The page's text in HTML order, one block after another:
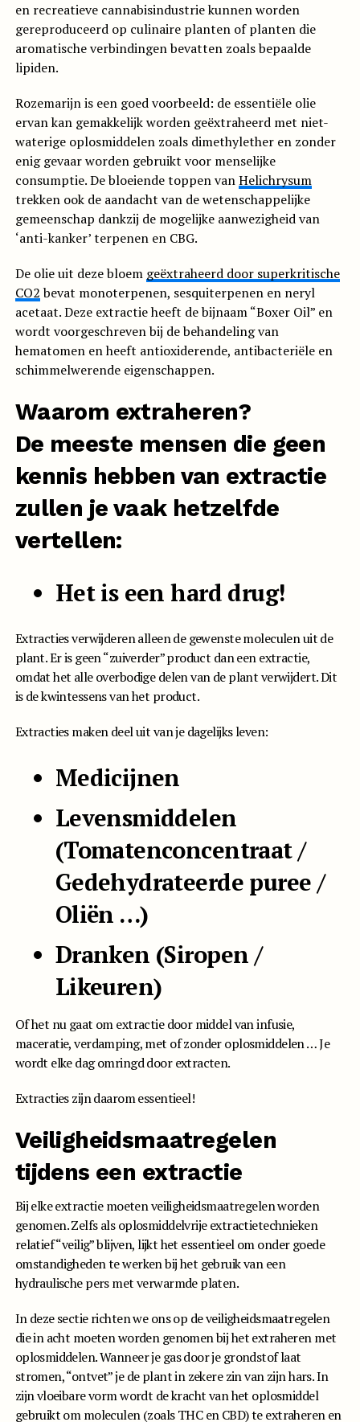
en recreatieve cannabisindustrie kunnen worden
gereproduceerd op culinaire planten of planten die
aromatische verbindingen bevatten zoals bepaalde
lipiden.
Rozemarijn is een goed voorbeeld: de essentiële olie
ervan kan gemakkelijk worden geëxtraheerd met niet-
waterige oplosmiddelen zoals dimethylether en zonder
enig gevaar worden gebruikt voor menselijke
consumptie. De bloeiende toppen vanHelichrysum
trekken ook de aandacht van de wetenschappelijke
gemeenschap dankzij de mogelijke aanwezigheid van
‘anti-kanker’ terpenen en CBG.
De olie uit deze bloem geëxtraheerd door superkritische
CO2bevat monoterpenen, sesquiterpenen en neryl
acetaat. Deze extractie heeft de bijnaam “Boxer Oil” en
wordt voorgeschreven bij de behandeling van
hematomen en heeft antioxiderende, antibacteriële en
schimmelwerende eigenschappen.
Waarom extraheren?
De meeste mensen die geen
kennis hebben van extractie
zullen je vaak hetzelfde
vertellen:
Het is een hard drug!
Extracties verwijderen alleen de gewenste moleculen uit de
plant. Er is geen “zuiverder” product dan een extractie,
omdat het alle overbodige delen van de plant verwijdert. Dit
is de kwintessens van het product.
Extracties maken deel uit van je dagelijks leven:
Medicijnen
Levensmiddelen
(Tomatenconcentraat /
Gedehydrateerde puree /
Oliën …)
Dranken (Siropen /
Likeuren)
Of het nu gaat om extractie door middel van infusie,
maceratie, verdamping, met of zonder oplosmiddelen … Je
wordt elke dag omringd door extracten.
Extracties zijn daarom essentieel!
Veiligheidsmaatregelen
tijdens een extractie
Bij elke extractie moeten veiligheidsmaatregelen worden
genomen. Zelfs als oplosmiddelvrije extractietechnieken
relatief “veilig” blijven, lijkt het essentieel om onder goede
omstandigheden te werken bij het gebruik van een
hydraulische pers met verwarmde platen.
In deze sectie richten we ons op de veiligheidsmaatregelen
die in acht moeten worden genomen bij het extraheren met
oplosmiddelen. Wanneer je gas door je grondstof laat
stromen, “ontvet” je de plant in zekere zin van zijn hars. In
zijn vloeibare vorm wordt de kracht van het oplosmiddel
gebruikt om moleculen (zoals THC en CBD) te extraheren en